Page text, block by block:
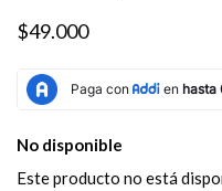
$49.000
No disponible
Este producto no está